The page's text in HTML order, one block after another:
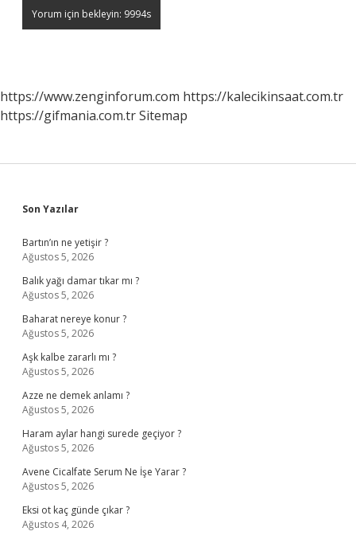
https://www.zenginforum.com https://kalecikinsaat.com.tr
https://gifmania.com.trSitemap
Sidebar
Son Yazılar
Bartın’ın ne yetişir ?
Ağustos 5, 2026
Balık yağı damar tıkar mı ?
Ağustos 5, 2026
Baharat nereye konur ?
Ağustos 5, 2026
Aşk kalbe zararlı mı ?
Ağustos 5, 2026
Azze ne demek anlamı ?
Ağustos 5, 2026
Haram aylar hangi surede geçiyor ?
Ağustos 5, 2026
Avene Cicalfate Serum Ne İşe Yarar ?
Ağustos 5, 2026
Eksi ot kaç günde çıkar ?
Ağustos 4, 2026